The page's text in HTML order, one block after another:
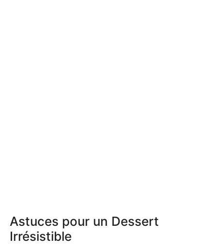
Astuces pour un Dessert
Irrésistible